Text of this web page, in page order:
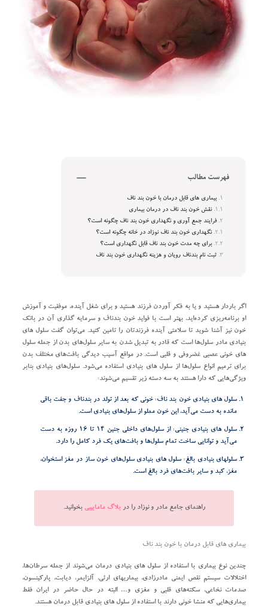
فهرست مطالب
بیماری های قابل درمان با خون بند ناف
نقش خون بند ناف در درمان بیماری
فرایند جمع آوری و نگهداری خون بند ناف چگونه است؟
نگهداری خون بند ناف نوزاد در خانه چگونه است؟
برای چه مدت خون بند ناف قابل نگهداری است؟
ثبت نام بندناف رویان و هزینه نگهداری خون بند ناف
اگر باردار هستید و یا به فکر آوردن فرزند هستید و برای شغل آینده، موفقیت و آموزش
او برنامه‌ریزی کرده‌اید، بهتر است با فواید خون بندناف و سرمایه گذاری آن در بانک
خون نیز آشنا شوید تا سلامتی آینده فرزندتان را تامین کنید. می‌توان گفت سلول های
بنیادی مادر سلول‌ها است که قادر به تبدیل شدن به سایر سلول‌های بدن از جمله سلول
های خونی عصبی غضروفی و قلبی است. در مواقع آسیب دیدگی بافت‌های مختلف بدن
برای ترمیم انواع سلول‌ها از سلول های بنیادی استفاده می‌شود. سلول‌های بنیادی بنابر
ویژگی‌هایی که دارا هستند به سه دسته زیر تقسیم می‌شوند:
سلول های بنیادی خون بند ناف: خونی که بعد از تولد در بندناف و جفت باقی
مانده به دست می‌آید، این خون مملو از سلول‌های بنیادی است.
سلول های بنیادی جنینی: از سلول‌های داخلی جنین ۱۴ تا ۱۶ روزه به دست
می‌آید و توانایی ساخت تمام سلول‌ها و بافت‌های یک فرد کامل را دارد.
سلولهای بنیادی بالغ: سلول های بنیادی سلول‌های خون ساز در مغز استخوان،
مغز، کبد و سایر بافت‌های فرد بالغ است.
راهنمای جامع مادر و نوزاد را دربلاگ مامابیبی بخوانید.
بیماری های قابل درمان با خون بند ناف
چندین نوع بیماری با استفاده از سلول های بنیادی درمان می‌شوند از جمله سرطان‌ها،
اختلالات سیستم نقص ایمنی مادرزادی، بیماریهای ارثی، آلزایمر، دیابت، پارکینسون،
صدمات نخاعی، سکته‌های قلبی و مغزی و… البته در حال حاضر در ایران فقط
بیماری‌هایی که منشا خونی دارند با استفاده از سلول های بنیادی قابل درمان هستند.